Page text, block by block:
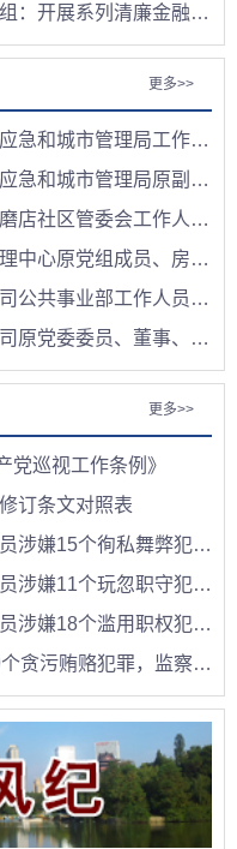
建设银行驻合肥城西支行纪检组：开展系列清廉金融文化活动
更多>>
合肥新站高新技术产业开发区应急和城市管理局工作人员方诚接受纪律审查和监察调查
合肥新站高新技术产业开发区应急和城市管理局原副局长方军接受纪律审查和监察调查
合肥新站高新技术产业开发区磨店社区管委会工作人员李峰接受纪律审查和监察调查
合肥市蜀山区重点工程建设管理中心原党组成员、房屋建设开发公司原副总经理裴韡接受纪律审查和监察调查
合肥高新城市发展集团有限公司公共事业部工作人员张映晨接受监察调查
合肥蜀山高科园区发展有限公司原党委委员、董事、副总经理王维东接受纪律审查和监察调查
更多>>
党巡视工作条例》
订条文对照表
图解监察法实施条例丨公职人员涉嫌15个徇私舞弊犯罪,监察机关依法调查
图解监察法实施条例丨公职人员涉嫌11个玩忽职守犯罪,监察机关依法调查
图解监察法实施条例丨公职人员涉嫌18个滥用职权犯罪，监察机关依法调查
图解监察法实施条例丨涉嫌19个贪污贿赂犯罪，监察机关依法调查